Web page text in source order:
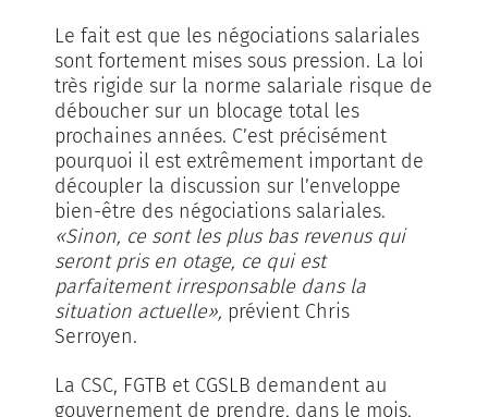
Le fait est que les négociations salariales
sont fortement mises sous pression. La loi
très rigide sur la norme salariale risque de
déboucher sur un blocage total les
prochaines années. C’est précisément
pourquoi il est extrêmement important de
découpler la discussion sur l’enveloppe
bien-être des négociations salariales.
«Sinon, ce sont les plus bas revenus qui
seront pris en otage, ce qui est
parfaitement irresponsable dans la
situation actuelle», prévient Chris
Serroyen.
La CSC, FGTB et CGSLB demandent au
gouvernement de prendre, dans le mois,